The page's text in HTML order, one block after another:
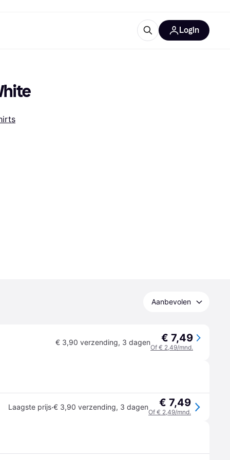
Login
Aanbevolen
€ 3,90 verzending, 3 dagen € 7,49
Of € 2,49/mnd.
Laagste prijs·€ 3,90 verzending, 3 dagen € 7,49
Of € 2,49/mnd.